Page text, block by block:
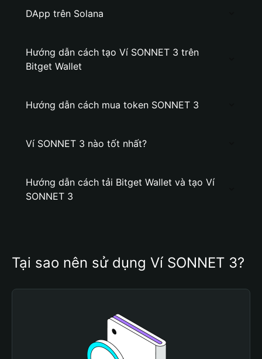
DApp trên Solana
Hướng dẫn cách tạo Ví SONNET 3 trên
Bitget Wallet
Hướng dẫn cách mua token SONNET 3
Ví SONNET 3 nào tốt nhất?
Hướng dẫn cách tải Bitget Wallet và tạo Ví
SONNET 3
Tại sao nên sử dụng Ví SONNET 3?